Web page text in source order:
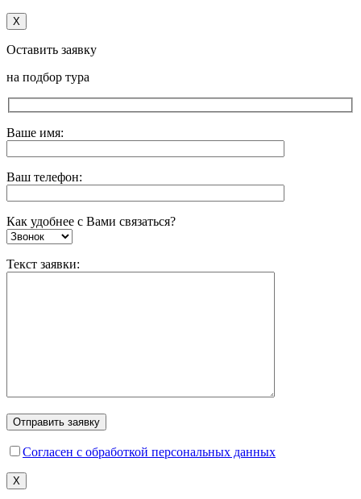
X
Оставить заявку
на подбор тура
Ваше имя:
Ваш телефон:
Как удобнее с Вами связаться?
Текст заявки:
Согласен с обработкой персональных данных
X